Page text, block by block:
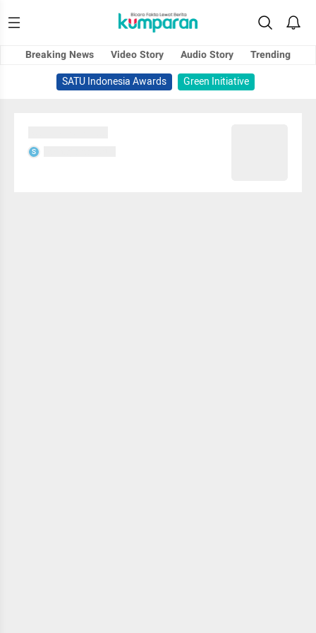
Breaking News Video Story Audio Story
Trending
SATU Indonesia Awards
Green Initiative
S